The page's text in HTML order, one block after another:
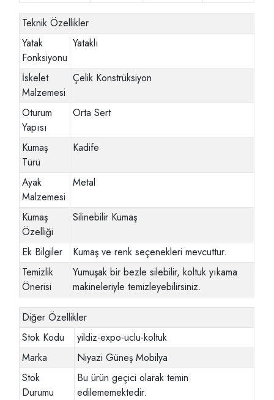
Teknik Özellikler
Yatak
Fonksiyonu
Yataklı
İskelet
Malzemesi
Çelik Konstrüksiyon
Oturum
Yapısı
Orta Sert
Kumaş
Türü
Kadife
Ayak
Malzemesi
Metal
Kumaş
Özelliği
Silinebilir Kumaş
Ek Bilgiler
Kumaş ve renk seçenekleri mevcuttur.
Temizlik
Önerisi
Yumuşak bir bezle silebilir, koltuk yıkama
makineleriyle temizleyebilirsiniz.
Diğer Özellikler
Stok Kodu
yildiz-expo-uclu-koltuk
Marka
Niyazi Güneş Mobilya
Stok
Durumu
Bu ürün geçici olarak temin
edilememektedir.